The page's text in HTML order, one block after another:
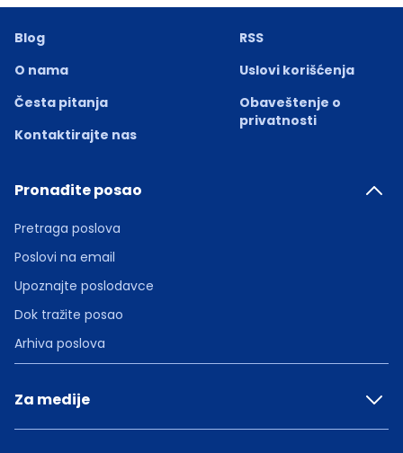
Blog
O nama
Česta pitanja
Kontaktirajte nas
RSS
Uslovi korišćenja
Obaveštenje o
privatnosti
Pronađite posao
Pretraga poslova
Poslovi na email
Upoznajte poslodavce
Dok tražite posao
Arhiva poslova
Za medije